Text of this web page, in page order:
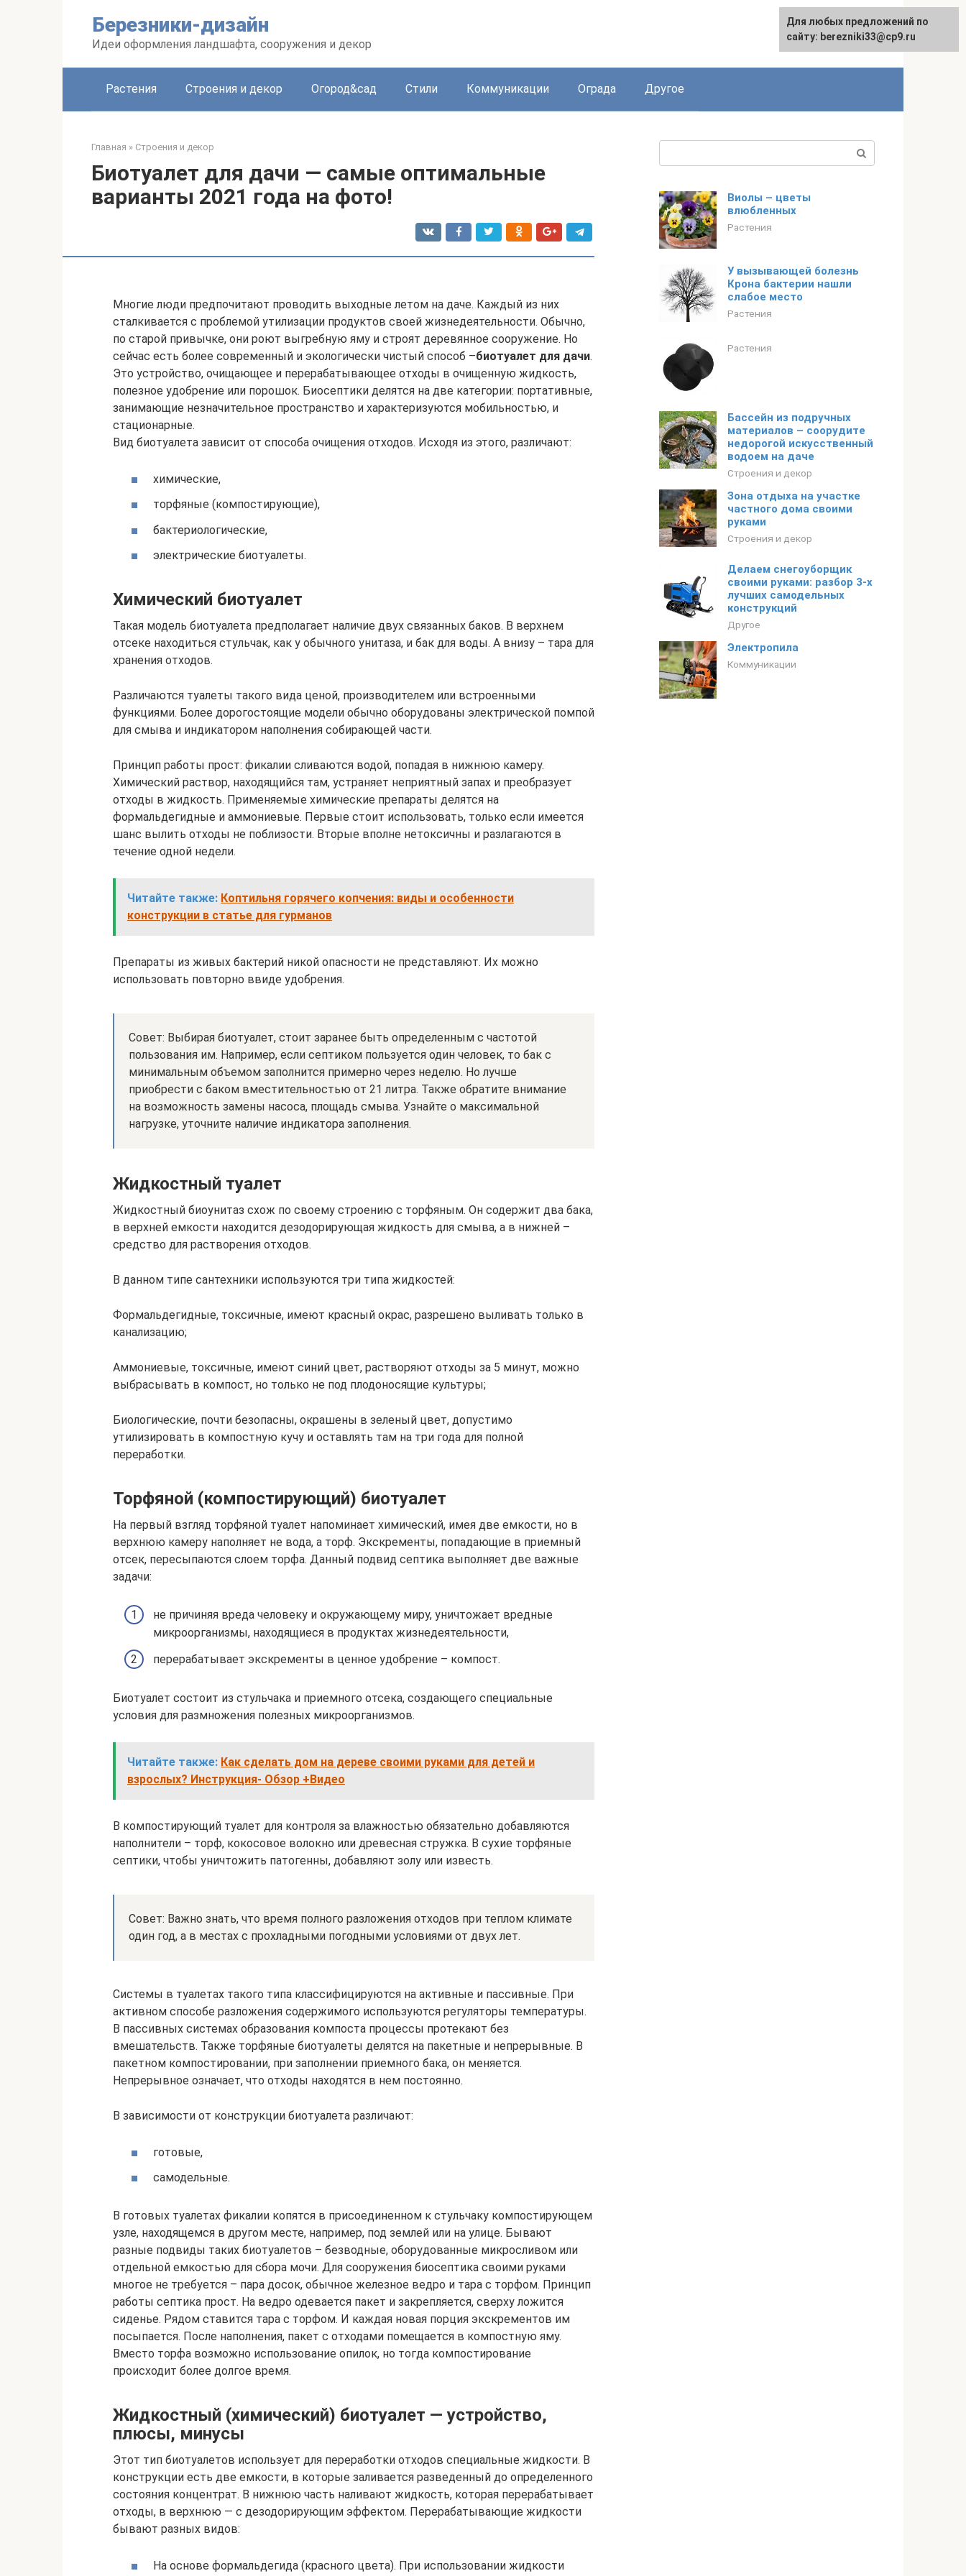
Березники-дизайн
Идеи оформления ландшафта, сооружения и декор
Растения Строения и декор Огород&сад Стили Коммуникации Ограда Другое
Главная » Строения и декор
Биотуалет для дачи — самые оптимальные
варианты 2021 года на фото!
Многие люди предпочитают проводить выходные летом на даче. Каждый из них
сталкивается с проблемой утилизации продуктов своей жизнедеятельности. Обычно,
по старой привычке, они роют выгребную яму и строят деревянное сооружение. Но
сейчас есть более современный и экологически чистый способ –биотуалет для дачи.
Это устройство, очищающее и перерабатывающее отходы в очищенную жидкость,
полезное удобрение или порошок. Биосептики делятся на две категории: портативные,
занимающие незначительное пространство и характеризуются мобильностью, и
стационарные.
Вид биотуалета зависит от способа очищения отходов. Исходя из этого, различают:
химические,
торфяные (компостирующие),
бактериологические,
электрические биотуалеты.
Химический биотуалет
Такая модель биотуалета предполагает наличие двух связанных баков. В верхнем
отсеке находиться стульчак, как у обычного унитаза, и бак для воды. А внизу – тара для
хранения отходов.
Различаются туалеты такого вида ценой, производителем или встроенными
функциями. Более дорогостоящие модели обычно оборудованы электрической помпой
для смыва и индикатором наполнения собирающей части.
Принцип работы прост: фикалии сливаются водой, попадая в нижнюю камеру.
Химический раствор, находящийся там, устраняет неприятный запах и преобразует
отходы в жидкость. Применяемые химические препараты делятся на
формальдегидные и аммониевые. Первые стоит использовать, только если имеется
шанс вылить отходы не поблизости. Вторые вполне нетоксичны и разлагаются в
течение одной недели.
Читайте также: Коптильня горячего копчения: виды и особенности
конструкции в статье для гурманов
Препараты из живых бактерий никой опасности не представляют. Их можно
использовать повторно ввиде удобрения.
Совет: Выбирая биотуалет, стоит заранее быть определенным с частотой
пользования им. Например, если септиком пользуется один человек, то бак с
минимальным объемом заполнится примерно через неделю. Но лучше
приобрести с баком вместительностью от 21 литра. Также обратите внимание
на возможность замены насоса, площадь смыва. Узнайте о максимальной
нагрузке, уточните наличие индикатора заполнения.
Жидкостный туалет
Жидкостный биоунитаз схож по своему строению с торфяным. Он содержит два бака,
в верхней емкости находится дезодорирующая жидкость для смыва, а в нижней –
средство для растворения отходов.
В данном типе сантехники используются три типа жидкостей:
Формальдегидные, токсичные, имеют красный окрас, разрешено выливать только в
канализацию;
Аммониевые, токсичные, имеют синий цвет, растворяют отходы за 5 минут, можно
выбрасывать в компост, но только не под плодоносящие культуры;
Биологические, почти безопасны, окрашены в зеленый цвет, допустимо
утилизировать в компостную кучу и оставлять там на три года для полной
переработки.
Торфяной (компостирующий) биотуалет
На первый взгляд торфяной туалет напоминает химический, имея две емкости, но в
верхнюю камеру наполняет не вода, а торф. Экскременты, попадающие в приемный
отсек, пересыпаются слоем торфа. Данный подвид септика выполняет две важные
задачи:
не причиняя вреда человеку и окружающему миру, уничтожает вредные
микроорганизмы, находящиеся в продуктах жизнедеятельности,
перерабатывает экскременты в ценное удобрение – компост.
Биотуалет состоит из стульчака и приемного отсека, создающего специальные
условия для размножения полезных микроорганизмов.
Читайте также: Как сделать дом на дереве своими руками для детей и
взрослых? Инструкция- Обзор +Видео
В компостирующий туалет для контроля за влажностью обязательно добавляются
наполнители – торф, кокосовое волокно или древесная стружка. В сухие торфяные
септики, чтобы уничтожить патогенны, добавляют золу или известь.
Совет: Важно знать, что время полного разложения отходов при теплом климате
один год, а в местах с прохладными погодными условиями от двух лет.
Системы в туалетах такого типа классифицируются на активные и пассивные. При
активном способе разложения содержимого используются регуляторы температуры.
В пассивных системах образования компоста процессы протекают без
вмешательств. Также торфяные биотуалеты делятся на пакетные и непрерывные. В
пакетном компостировании, при заполнении приемного бака, он меняется.
Непрерывное означает, что отходы находятся в нем постоянно.
В зависимости от конструкции биотуалета различают:
готовые,
самодельные.
В готовых туалетах фикалии копятся в присоединенном к стульчаку компостирующем
узле, находящемся в другом месте, например, под землей или на улице. Бывают
разные подвиды таких биотуалетов – безводные, оборудованные микросливом или
отдельной емкостью для сбора мочи. Для сооружения биосептика своими руками
многое не требуется – пара досок, обычное железное ведро и тара с торфом. Принцип
работы септика прост. На ведро одевается пакет и закрепляется, сверху ложится
сиденье. Рядом ставится тара с торфом. И каждая новая порция экскрементов им
посыпается. После наполнения, пакет с отходами помещается в компостную яму.
Вместо торфа возможно использование опилок, но тогда компостирование
происходит более долгое время.
Жидкостный (химический) биотуалет — устройство,
плюсы, минусы
Этот тип биотуалетов использует для переработки отходов специальные жидкости. В
конструкции есть две емкости, в которые заливается разведенный до определенного
состояния концентрат. В нижнюю часть наливают жидкость, которая перерабатывает
отходы, в верхнюю — с дезодорирующим эффектом. Перерабатывающие жидкости
бывают разных видов:
На основе формальдегида (красного цвета). При использовании жидкости
Виолы – цветы
влюбленных
Растения
У вызывающей болезнь
Крона бактерии нашли
слабое место
Растения
Растения
Бассейн из подручных
материалов – соорудите
недорогой искусственный
водоем на даче
Строения и декор
Зона отдыха на участке
частного дома своими
руками
Строения и декор
Делаем снегоуборщик
своими руками: разбор 3-х
лучших самодельных
конструкций
Другое
Электропила
Коммуникации
Для любых предложений по
сайту: berezniki33@cp9.ru